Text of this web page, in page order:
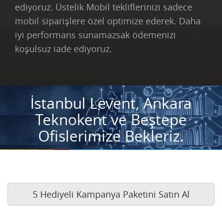
ediyoruz. Üstelik Mobil tekliflerinizi sadece
mobil siparişlere özel optimize ederek. Daha
iyi performans sunamazsak ödemenizi
koşulsuz iade ediyoruz.
İstanbul Levent, Ankara
Teknokent ve Beştepe
Ofislerimize Bekleriz.
5 Hediyeli Kampanya Paketini Satın Al